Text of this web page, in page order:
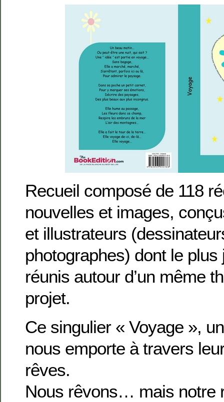
Recueil composé de 118
nouvelles et images,
et illustrateurs
photographes) dont le plus
réunis autour d’un même
projet.
Ce singulier « Voyage »,
nous emporte à travers
rêves.
Nous rêvons… mais notre